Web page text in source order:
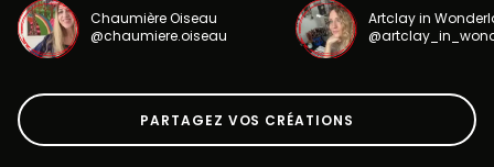
Chaumière Oiseau
@chaumiere.oiseau
Artclay in
PARTAGEZ VOS CRÉATIONS